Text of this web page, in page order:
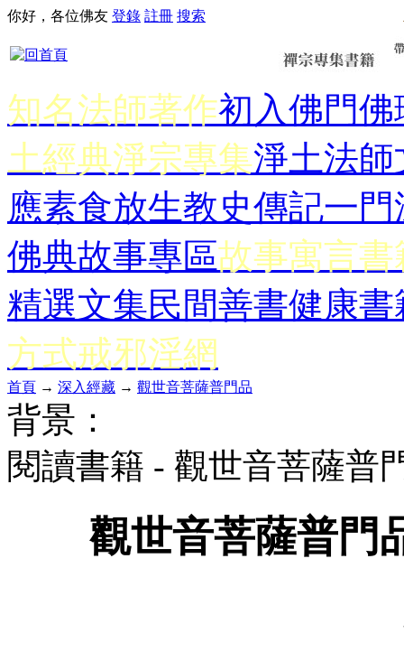
你好，各位佛友 登錄 註冊 搜索
知名法師著作初入佛門佛
土經典淨宗專集淨土法師
應素食放生教史傳記一門
佛典故事專區故事寓言書
精選文集民間善書健康書
方式戒邪淫網
首頁 → 深入經藏 → 觀世音菩薩普門品
背景：
閱讀書籍 - 觀世音菩薩
觀世音菩薩普